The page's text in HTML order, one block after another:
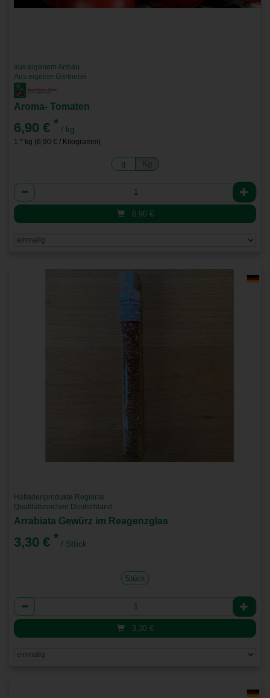
aus eigenem Anbau
Aus eigener Gärtnerei
Aroma- Tomaten
6,90 € * / kg
1 * kg (6,90 € / Kilogramm)
g Kg
Anzahl
6,90 €
Hofladenprodukte Regional
Qualitätszeichen Deutschland
Arrabiata Gewürz im Reagenzglas
3,30 € * / Stück
Stück
Anzahl
3,30 €